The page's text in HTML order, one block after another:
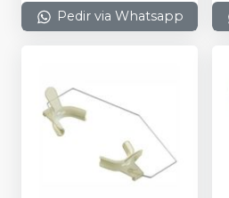
Pedir via Whatsapp